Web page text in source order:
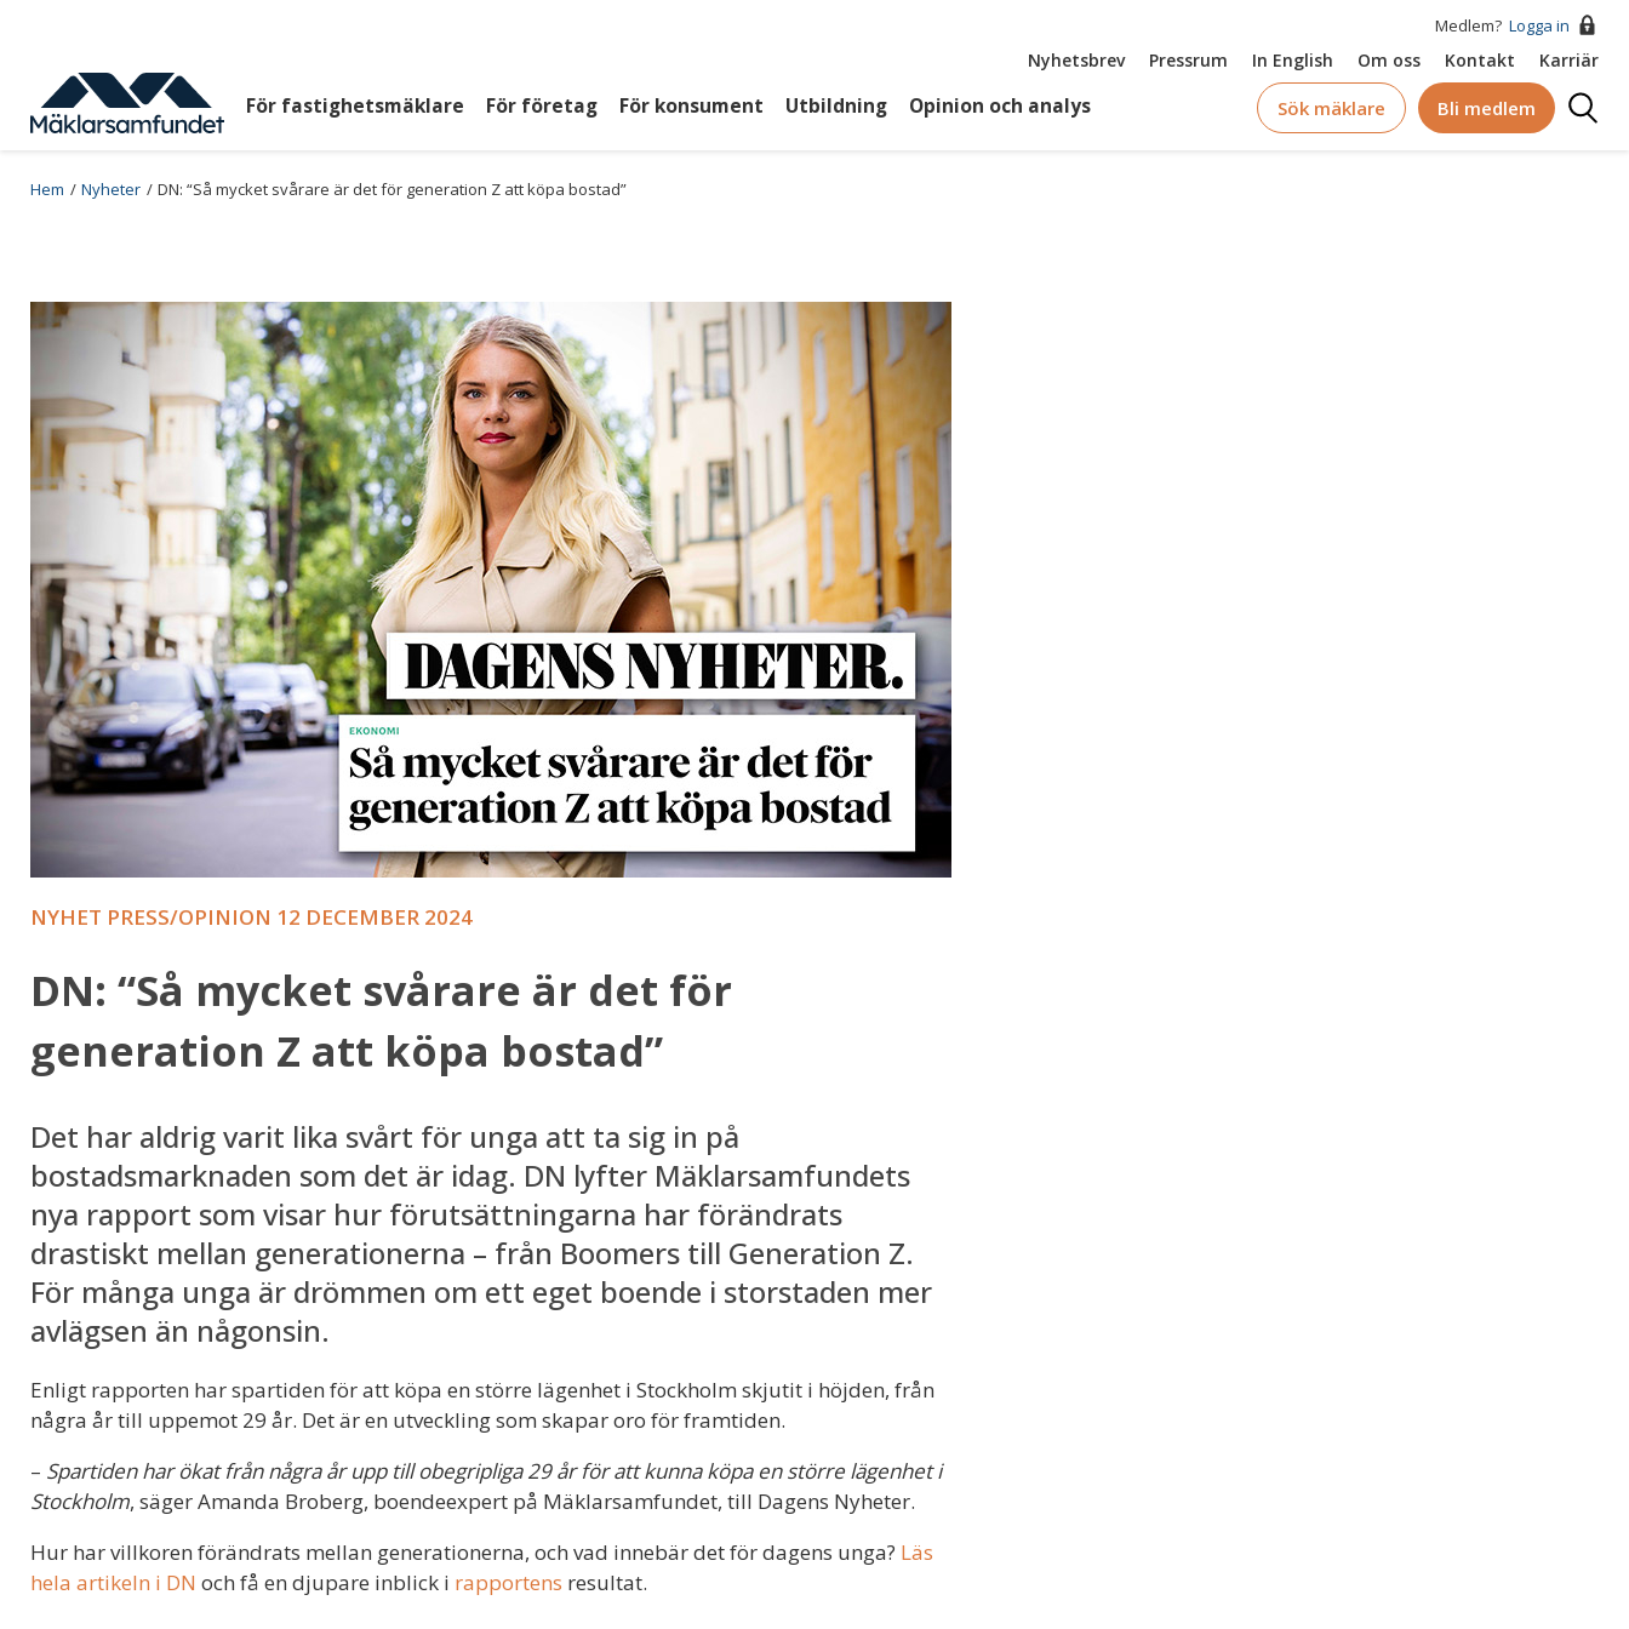
huvudinnehåll
Medlem? Logga in
Top
Nyhetsbrev Pressrum In English Om oss Kontakt Karriär
Huvudmeny
För fastighetsmäklare För företag För konsument Utbildning Opinion och analys Sök mäklare Bli medlem
Logga
Breadcrumb
Hem Nyheter DN: “Så mycket svårare är det för generation Z att köpa bostad”
NYHET PRESS/OPINION 12 DECEMBER 2024
DN: “Så mycket svårare är det för
generation Z att köpa bostad”
Det har aldrig varit lika svårt för unga att ta sig in på
bostadsmarknaden som det är idag. DN lyfter Mäklarsamfundets
nya rapport som visar hur förutsättningarna har förändrats
drastiskt mellan generationerna – från Boomers till Generation Z.
För många unga är drömmen om ett eget boende i storstaden mer
avlägsen än någonsin.
Enligt rapporten har spartiden för att köpa en större lägenhet i Stockholm skjutit i höjden, från
några år till uppemot 29 år. Det är en utveckling som skapar oro för framtiden.
– Spartiden har ökat från några år upp till obegripliga 29 år för att kunna köpa en större lägenhet i
Stockholm, säger Amanda Broberg, boendeexpert på Mäklarsamfundet, till Dagens Nyheter.
Hur har villkoren förändrats mellan generationerna, och vad innebär det för dagens unga? Läs
hela artikeln i DN och få en djupare inblick i rapportens resultat.